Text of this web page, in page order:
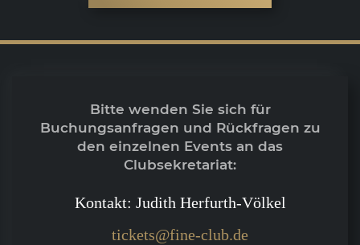
Bitte wenden Sie sich für
Buchungsanfragen und Rückfragen zu
den einzelnen Events an das
Clubsekretariat:
Kontakt: Judith Herfurth-Völkel
tickets@fine-club.de